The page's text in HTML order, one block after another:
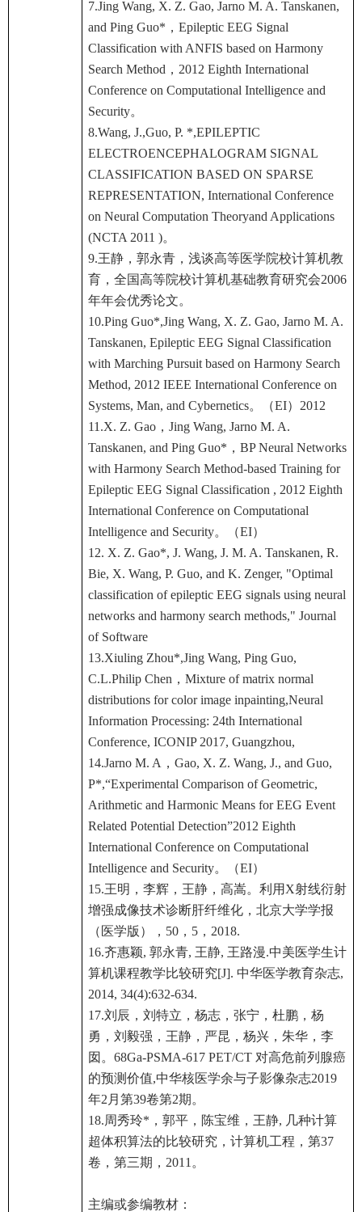
7.Jing Wang, X. Z. Gao, Jarno M. A. Tanskanen,
and Ping Guo*，Epileptic EEG Signal
Classification with ANFIS based on Harmony
Search Method，2012 Eighth International
Conference on Computational Intelligence and
Security。
8.Wang, J.,Guo, P. *,EPILEPTIC
ELECTROENCEPHALOGRAM SIGNAL
CLASSIFICATION BASED ON SPARSE
REPRESENTATION, International Conference
on Neural Computation Theoryand Applications
(NCTA 2011 )。
9.王静，郭永青，浅谈高等医学院校计算机教
育，全国高等院校计算机基础教育研究会2006
年年会优秀论文。
10.Ping Guo*,Jing Wang, X. Z. Gao, Jarno M. A.
Tanskanen, Epileptic EEG Signal Classification
with Marching Pursuit based on Harmony Search
Method, 2012 IEEE International Conference on
Systems, Man, and Cybernetics。（EI）2012
11.X. Z. Gao，Jing Wang, Jarno M. A.
Tanskanen, and Ping Guo*，BP Neural Networks
with Harmony Search Method-based Training for
Epileptic EEG Signal Classification , 2012 Eighth
International Conference on Computational
Intelligence and Security。（EI）
12. X. Z. Gao*, J. Wang, J. M. A. Tanskanen, R.
Bie, X. Wang, P. Guo, and K. Zenger, "Optimal
classification of epileptic EEG signals using neural
networks and harmony search methods," Journal
of Software
13.Xiuling Zhou*,Jing Wang, Ping Guo,
C.L.Philip Chen，Mixture of matrix normal
distributions for color image inpainting,Neural
Information Processing: 24th International
Conference, ICONIP 2017, Guangzhou,
14.Jarno M. A，Gao, X. Z. Wang, J., and Guo,
P*,“Experimental Comparison of Geometric,
Arithmetic and Harmonic Means for EEG Event
Related Potential Detection”2012 Eighth
International Conference on Computational
Intelligence and Security。（EI）
15.王明，李辉，王静，高嵩。利用X射线衍射
增强成像技术诊断肝纤维化，北京大学学报
（医学版），50，5，2018.
16.齐惠颖, 郭永青, 王静, 王路漫.中美医学生计
算机课程教学比较研究[J]. 中华医学教育杂志,
2014, 34(4):632-634.
17.刘辰，刘特立，杨志，张宁，杜鹏，杨
勇，刘毅强，王静，严昆，杨兴，朱华，李
囡。68Ga-PSMA-617 PET/CT 对高危前列腺癌
的预测价值,中华核医学余与子影像杂志2019
年2月第39卷第2期。
18.周秀玲*，郭平，陈宝维，王静, 几种计算
超体积算法的比较研究，计算机工程，第37
卷，第三期，2011。
主编或参编教材：